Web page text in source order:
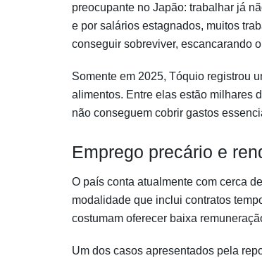
preocupante no Japão: trabalhar já
e por salários estagnados, muitos
conseguir sobreviver, escancarando
Somente em 2025, Tóquio registrou
alimentos. Entre elas estão milhares
não conseguem cobrir gastos
Emprego precário e
O país conta atualmente com cerca
modalidade que inclui contratos
costumam oferecer baixa
Um dos casos apresentados pela